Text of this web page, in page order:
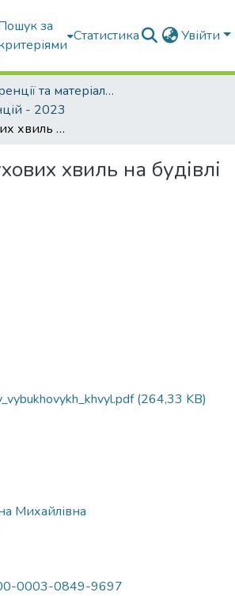
за
Статистика Увійти
Конференції та матеріали конференцій
- 2023
Вплив вибухових хвиль на будівлі та споруди
хвиль на будівлі
(264,33 KB)
Михайлівна
0003-0849-9697